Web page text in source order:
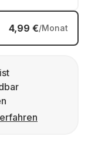
4,99 €/Monat